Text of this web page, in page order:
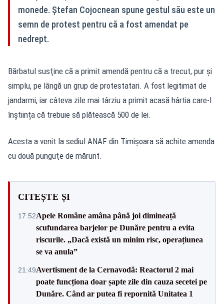
monede. Ștefan Cojocnean spune gestul său este un
semn de protest pentru că a fost amendat pe
nedrept.
Bărbatul susţine că a primit amendă pentru că a trecut, pur și
simplu, pe lângă un grup de protestatari. A fost legitimat de
jandarmi, iar câteva zile mai târziu a primit acasă hârtia care-l
înștiința că trebuie să plătească 500 de lei.
Acesta a venit la sediul ANAF din Timişoara să achite amenda
cu două punguţe de mărunt.
CITEȘTE ȘI
17:52Apele Române amâna până joi dimineață
scufundarea barjelor pe Dunăre pentru a evita
riscurile. „Dacă există un minim risc, operațiunea
se va anula”
21:49Avertisment de la Cernavodă: Reactorul 2 mai
poate funcționa doar șapte zile din cauza secetei pe
Dunăre. Când ar putea fi repornită Unitatea 1